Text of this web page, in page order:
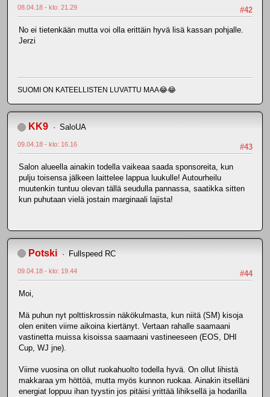
#42
08.04.18 - klo: 21.29
No ei tietenkään mutta voi olla erittäin hyvä lisä kassan pohjalle.
Jerzi
SUOMI ON KATEELLISTEN LUVATTU MAA😂😂
KK9 SaloUA
#43
09.04.18 - klo: 16.16
Salon alueella ainakin todella vaikeaa saada sponsoreita, kun
pulju toisensa jälkeen laittelee lappua luukulle! Autourheilu
muutenkin tuntuu olevan tällä seudulla pannassa, saatikka sitten
kun puhutaan vielä jostain marginaali lajista!
Potski Fullspeed RC
#44
09.04.18 - klo: 19.44
Moi,
Mä puhun nyt polttiskrossin näkökulmasta, kun niitä (SM) kisoja
olen eniten viime aikoina kiertänyt. Vertaan rahalle saamaani
vastinetta muissa kisoissa saamaani vastineeseen (EOS, DHI
Cup, WJ jne).
Viime vuosina on ollut ruokahuolto todella hyvä. On ollut lihistä
makkaraa ym höttöä, mutta myös kunnon ruokaa. Ainakin itselläni
energiat loppuu ihan tyystin jos pitäisi yrittää lihiksellä ja hodarilla